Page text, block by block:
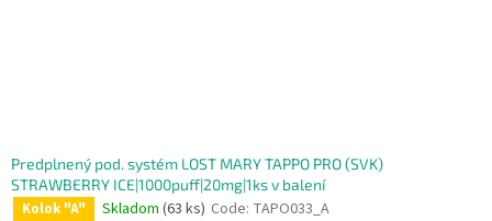
Predplnený pod. systém LOST MARY TAPPO PRO (SVK)
STRAWBERRY ICE|1000puff|20mg|1ks v balení
Kolok "A" Skladom (63 ks) Code: TAPO033_A